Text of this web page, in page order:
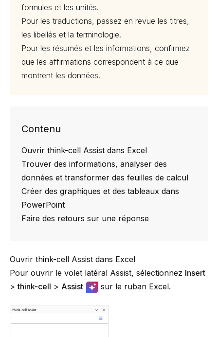
formules et les unités.
Pour les traductions, passez en revue les titres,
les libellés et la terminologie.
Pour les résumés et les informations, confirmez
que les affirmations correspondent à ce que
montrent les données.
Contenu
Ouvrir think-cell Assist dans Excel
Trouver des informations, analyser des
données et transformer des feuilles de calcul
Créer des graphiques et des tableaux dans
PowerPoint
Faire des retours sur une réponse
Ouvrir think-cell Assist dans Excel
Pour ouvrir le volet latéral Assist, sélectionnez Insert
>think-cell > Assist sur le ruban Excel.